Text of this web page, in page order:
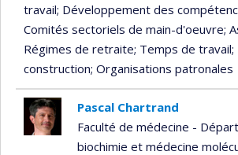
travail; Développement des
Comités sectoriels de main-d'oeuvre;
Régimes de retraite; Temps de travail;
construction; Organisations patronales
Pascal Chartrand
Faculté de médecine -
biochimie et médecine